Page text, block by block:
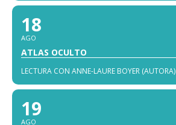
18
AGO
ATLAS OCULTO
LECTURA CON ANNE-LAURE BOYER (AUTORA)
19
AGO